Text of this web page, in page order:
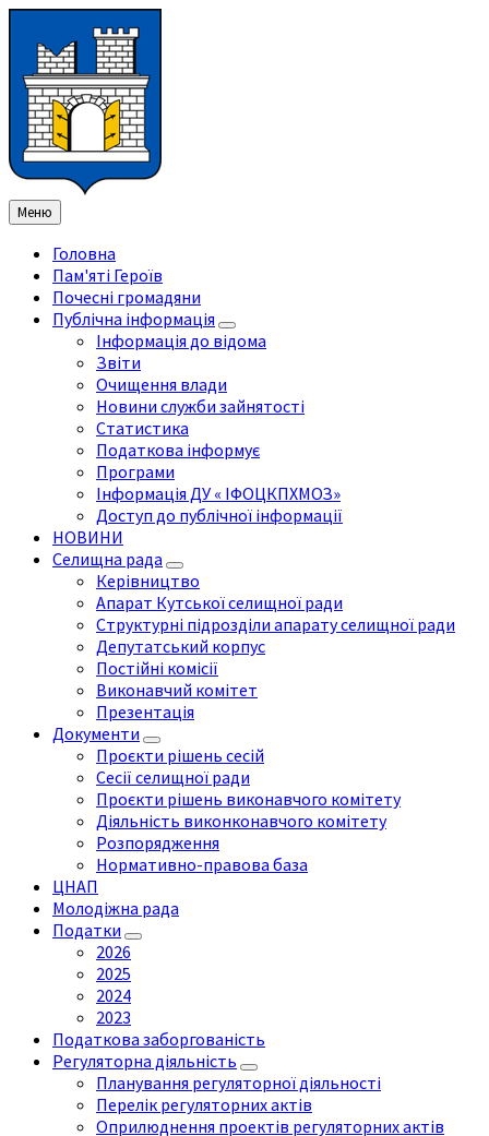
змісту
ліву
бічну
панель
праву
бічну
панель
нижнього
колонтитула
Меню
Головна
Пам'яті Героїв
Почесні громадяни
Публічна інформація
Інформація до відома
Звіти
Очищення влади
Новини служби зайнятості
Статистика
Податкова інформує
Програми
Інформація ДУ « ІФОЦКПХМОЗ»
Доступ до публічної інформації
НОВИНИ
Селищна рада
Керівництво
Апарат Кутської селищної ради
Структурні підрозділи апарату селищної ради
Депутатський корпус
Постійні комісії
Виконавчий комітет
Презентація
Документи
Проєкти рішень сесій
Сесії селищної ради
Проєкти рішень виконавчого комітету
Діяльність виконконавчого комітету
Розпорядження
Нормативно-правова база
ЦНАП
Молодіжна рада
Податки
2026
2025
2024
2023
Податкова заборгованість
Регуляторна діяльність
Планування регуляторної діяльності
Перелік регуляторних актів
Оприлюднення проектів регуляторних актів